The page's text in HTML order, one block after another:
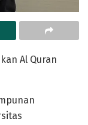
Al Quran